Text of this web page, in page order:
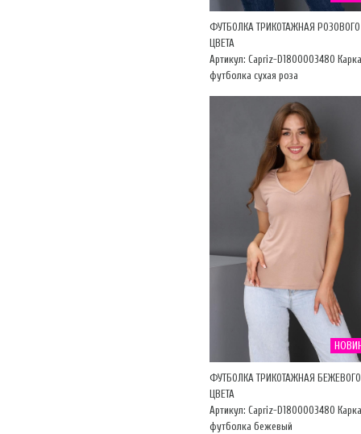
ФУТБОЛКА ТРИКОТАЖНАЯ РОЗОВОГО
ЦВЕТА
Артикул: Capriz-D1800003480
футболка сухая роза
ФУТБОЛКА ТРИКОТАЖНАЯ БЕЖЕВОГО
ЦВЕТА
Артикул: Capriz-D1800003480
футболка бежевый